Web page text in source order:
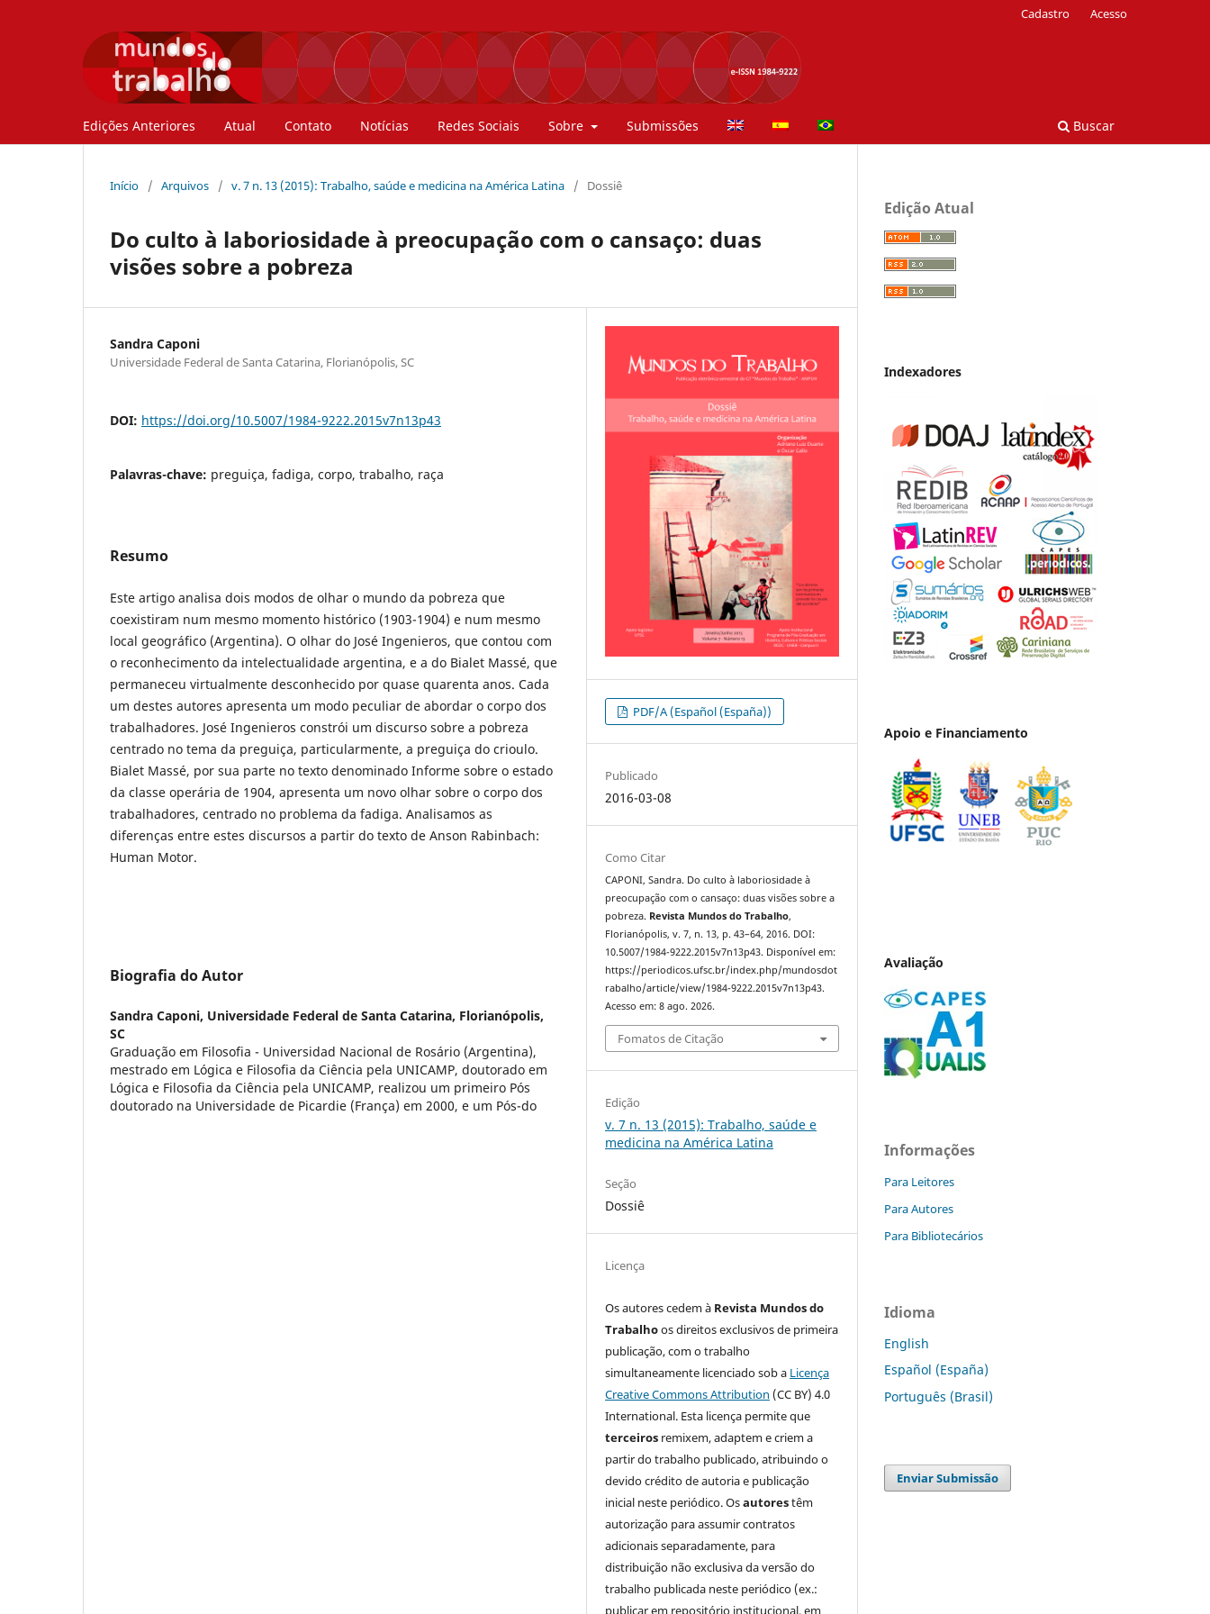
Edições Anteriores Atual Contato Notícias Redes Sociais Sobre Submissões Buscar
Cadastro Acesso
Início / Arquivos / v. 7 n. 13 (2015): Trabalho, saúde e medicina na América Latina / Dossiê
Do culto à laboriosidade à preocupação com o cansaço: duas
visões sobre a pobreza
Sandra Caponi
Universidade Federal de Santa Catarina, Florianópolis, SC
DOI: https://doi.org/10.5007/1984-9222.2015v7n13p43
Palavras-chave: preguiça, fadiga, corpo, trabalho, raça
Resumo
Este artigo analisa dois modos de olhar o mundo da pobreza que
coexistiram num mesmo momento histórico (1903-1904) e num mesmo
local geográfico (Argentina). O olhar do José Ingenieros, que contou com
o reconhecimento da intelectualidade argentina, e a do Bialet Massé, que
permaneceu virtualmente desconhecido por quase quarenta anos. Cada
um destes autores apresenta um modo peculiar de abordar o corpo dos
trabalhadores. José Ingenieros constrói um discurso sobre a pobreza
centrado no tema da preguiça, particularmente, a preguiça do crioulo.
Bialet Massé, por sua parte no texto denominado Informe sobre o estado
da classe operária de 1904, apresenta um novo olhar sobre o corpo dos
trabalhadores, centrado no problema da fadiga. Analisamos as
diferenças entre estes discursos a partir do texto de Anson Rabinbach:
Human Motor.
Biografia do Autor
Sandra Caponi, Universidade Federal de Santa Catarina, Florianópolis,
SC
Graduação em Filosofia - Universidad Nacional de Rosário (Argentina),
mestrado em Lógica e Filosofia da Ciência pela UNICAMP, doutorado em
Lógica e Filosofia da Ciência pela UNICAMP, realizou um primeiro Pós
doutorado na Universidade de Picardie (França) em 2000, e um Pós-do
PDF/A (Español (España))
Publicado
2016-03-08
Como Citar
CAPONI, Sandra. Do culto à laboriosidade à
preocupação com o cansaço: duas visões sobre a
pobreza. Revista Mundos do Trabalho,
Florianópolis, v. 7, n. 13, p. 43–64, 2016. DOI:
10.5007/1984-9222.2015v7n13p43. Disponível em:
https://periodicos.ufsc.br/index.php/mundosdot
rabalho/article/view/1984-9222.2015v7n13p43.
Acesso em: 8 ago. 2026.
Fomatos de Citação
Edição
v. 7 n. 13 (2015): Trabalho, saúde e
medicina na América Latina
Seção
Dossiê
Licença
Os autores cedem à Revista Mundos do
Trabalhoos direitos exclusivos de primeira
publicação, com o trabalho
simultaneamente licenciado sob a Licença
Creative Commons Attribution (CC BY) 4.0
International. Esta licença permite que
terceiros remixem, adaptem e criem a
partir do trabalho publicado, atribuindo o
devido crédito de autoria e publicação
inicial neste periódico. Osautorestêm
autorização para assumir contratos
adicionais separadamente, para
distribuição não exclusiva da versão do
trabalho publicada neste periódico (ex.:
publicar em repositório institucional, em
Edição Atual
Indexadores
Apoio e Financiamento
Avaliação
Informações
Para Leitores
Para Autores
Para Bibliotecários
Idioma
English
Español (España)
Português (Brasil)
Enviar Submissão